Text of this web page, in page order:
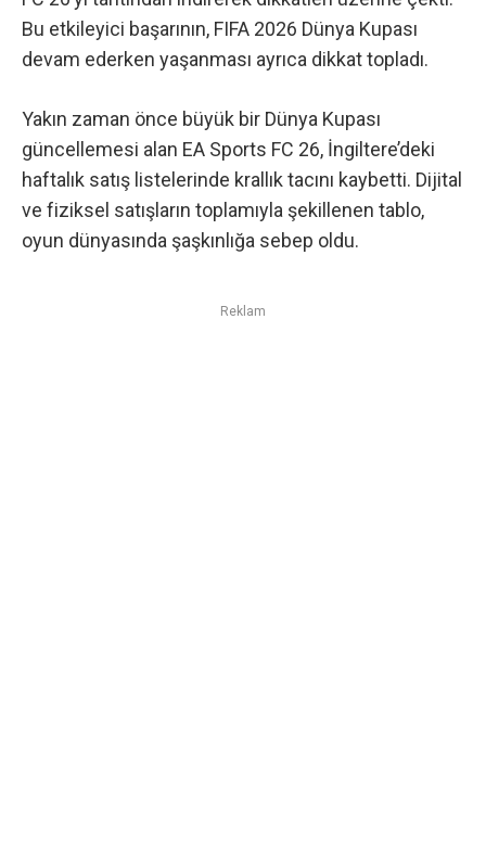
Bu etkileyici başarının, FIFA 2026 Dünya Kupası
devam ederken yaşanması ayrıca dikkat topladı.
Yakın zaman önce büyük bir Dünya Kupası
güncellemesi alan EA Sports FC 26, İngiltere’deki
haftalık satış listelerinde krallık tacını kaybetti. Dijital
ve fiziksel satışların toplamıyla şekillenen tablo,
oyun dünyasında şaşkınlığa sebep oldu.
Reklam